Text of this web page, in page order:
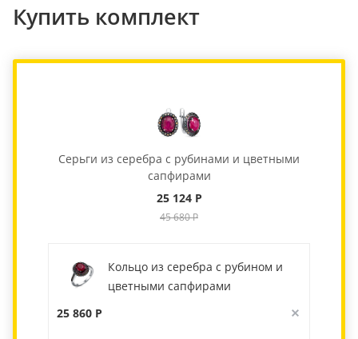
Купить комплект
Серьги из серебра с рубинами и цветными
сапфирами
25 124 Р
45 680 Р
Кольцо из серебра с рубином и
цветными сапфирами
25 860 Р